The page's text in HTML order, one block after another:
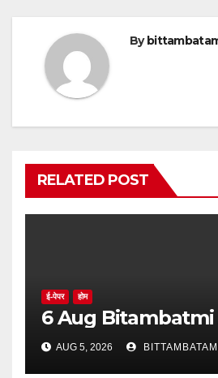
By
RELATED POST
ई-पेपर होम
6 Aug
AUG 5, 2026